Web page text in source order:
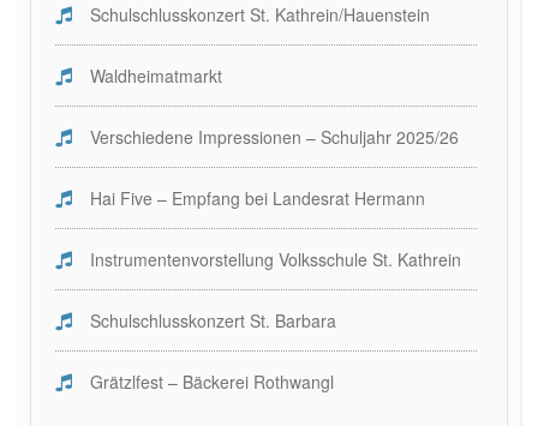
Schulschlusskonzert St. Kathrein/Hauenstein
Waldheimatmarkt
Verschiedene Impressionen – Schuljahr 2025/26
Hai Five – Empfang bei Landesrat Hermann
Instrumentenvorstellung Volksschule St. Kathrein
Schulschlusskonzert St. Barbara
Grätzlfest – Bäckerei Rothwangl